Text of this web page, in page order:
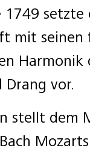
setzte
mit seinen
Harmonik
Drang vor.
stellt dem
Mozarts